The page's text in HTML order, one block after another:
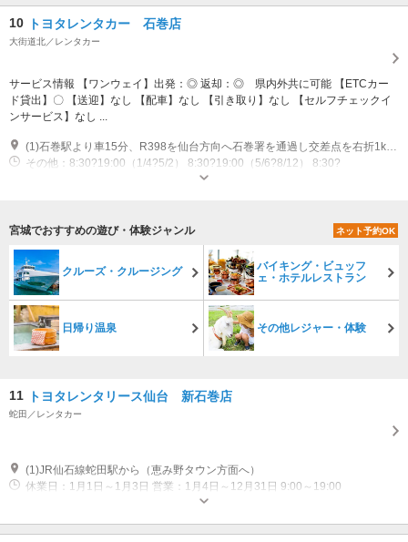
10 トヨタレンタカー 石巻店
大街道北／レンタカー
サービス情報 【ワンウェイ】出発：◎ 返却：◎ 県内外共に可能 【ETCカー
ド貸出】〇 【送迎】なし 【配車】なし 【引き取り】なし 【セルフチェックイ
ンサービス】なし ...
(1)石巻駅より車15分、R398を仙台方向へ石巻署を通過し交差点を右折1km先左側 【マップコード】105048201*47
その他：8:30?19:00（1/4?5/2） 8:30?19:00（5/6?8/12） 8:30?
19:00（8/16?12/30） 8:30?17:00（12/31） 休業日：1/1?1/3、5/3?5/5、
宮城でおすすめの遊び・体験ジャンル ネット予約OK
クルーズ・クルージング
バイキング・ビュッフ
ェ・ホテルレストラン
日帰り温泉 その他レジャー・体験
11 トヨタレンタリース仙台 新石巻店
蛇田／レンタカー
(1)JR仙石線蛇田駅から（恵み野タウン方面へ）
休業日：1月1日～1月3日 営業：1月4日～12月31日 9:00～19:00